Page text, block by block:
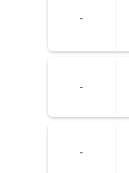
-
-
-